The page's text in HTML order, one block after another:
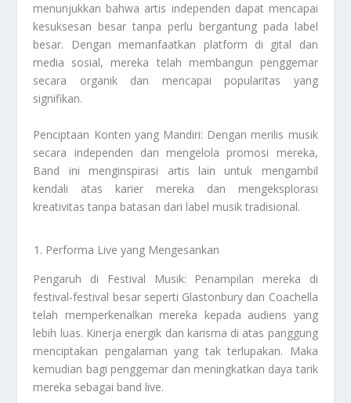
menunjukkan bahwa artis independen dapat mencapai
kesuksesan besar tanpa perlu bergantung pada label
besar. Dengan memanfaatkan platform di gital dan
media sosial, mereka telah membangun penggemar
secara organik dan mencapai popularitas yang
signifikan.
Penciptaan Konten yang Mandiri: Dengan merilis musik
secara independen dan mengelola promosi mereka,
Band ini menginspirasi artis lain untuk mengambil
kendali atas karier mereka dan mengeksplorasi
kreativitas tanpa batasan dari label musik tradisional.
Performa Live yang Mengesankan
Pengaruh di Festival Musik: Penampilan mereka di
festival-festival besar seperti Glastonbury dan Coachella
telah memperkenalkan mereka kepada audiens yang
lebih luas. Kinerja energik dan karisma di atas panggung
menciptakan pengalaman yang tak terlupakan. Maka
kemudian bagi penggemar dan meningkatkan daya tarik
mereka sebagai band live.